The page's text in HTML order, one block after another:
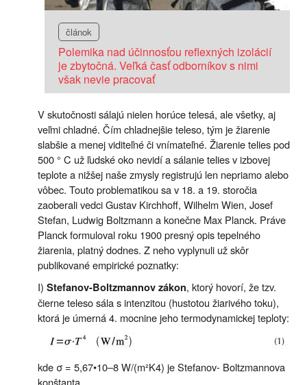
článok
Polemika nad účinnosťou reflexných izolácií
je zbytočná. Veľká časť odborníkov s nimi
však nevie pracovať
V skutočnosti sálajú nielen horúce telesá, ale všetky, aj
veľmi chladné. Čím chladnejšie teleso, tým je žiarenie
slabšie a menej viditeľné či vnímateľné. Žiarenie telies pod
500 ° C už ľudské oko nevidí a sálanie telies v izbovej
teplote a nižšej naše zmysly registrujú len nepriamo alebo
vôbec. Touto problematikou sa v 18. a 19. storočia
zaoberali vedci Gustav Kirchhoff, Wilhelm Wien, Josef
Stefan, Ludwig Boltzmann a konečne Max Planck. Práve
Planck formuloval roku 1900 presný opis tepelného
žiarenia, platný dodnes. Z neho vyplynuli už skôr
publikované empirické poznatky:
I) Stefanov-Boltzmannov zákon, ktorý hovorí, že tzv.
čierne teleso sála s intenzitou (hustotou žiarivého toku),
ktorá je úmerná 4. mocnine jeho termodynamickej teploty:
kde σ = 5,67•10–8 W/(m²K4) je Stefanov- Boltzmannova
konštanta.